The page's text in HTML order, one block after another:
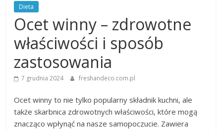
Dieta
Ocet winny – zdrowotne
właściwości i sposób
zastosowania
7 grudnia 2024 freshandeco.com.pl
Ocet winny to nie tylko popularny składnik kuchni, ale
także skarbnica zdrowotnych właściwości, które mogą
znacząco wpłynąć na nasze samopoczucie. Zawiera